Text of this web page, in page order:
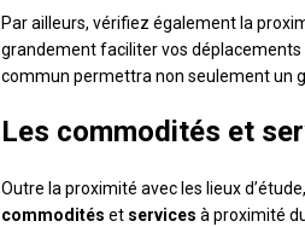
Par ailleurs, vérifiez également la
grandement faciliter vos
commun permettra non seulement un
Les commodités et
Outre la proximité avec les lieux
commodités et services à proximité